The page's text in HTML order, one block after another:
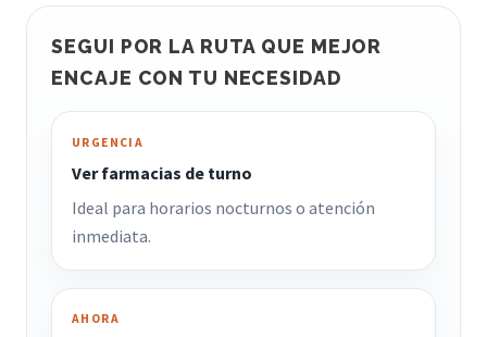
SEGUI POR LA RUTA QUE MEJOR
ENCAJE CON TU NECESIDAD
URGENCIA
Ver farmacias de turno
Ideal para horarios nocturnos o atención
inmediata.
AHORA